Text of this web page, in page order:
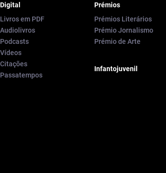
Digital
Livros em PDF
Audiolivros
Podcasts
Vídeos
Citações
Passatempos
Prémios
Prémios Literários
Prémio Jornalismo
Prémio de Arte
Infantojuvenil